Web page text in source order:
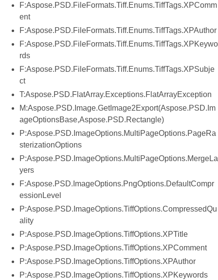
F:Aspose.PSD.FileFormats.Tiff.Enums.TiffTags.XPComm
ent
F:Aspose.PSD.FileFormats.Tiff.Enums.TiffTags.XPAuthor
F:Aspose.PSD.FileFormats.Tiff.Enums.TiffTags.XPKeywo
rds
F:Aspose.PSD.FileFormats.Tiff.Enums.TiffTags.XPSubje
ct
T:Aspose.PSD.FlatArray.Exceptions.FlatArrayException
M:Aspose.PSD.Image.GetImage2Export(Aspose.PSD.Im
ageOptionsBase,Aspose.PSD.Rectangle)
P:Aspose.PSD.ImageOptions.MultiPageOptions.PageRa
sterizationOptions
P:Aspose.PSD.ImageOptions.MultiPageOptions.MergeLa
yers
F:Aspose.PSD.ImageOptions.PngOptions.DefaultCompr
essionLevel
P:Aspose.PSD.ImageOptions.TiffOptions.CompressedQu
ality
P:Aspose.PSD.ImageOptions.TiffOptions.XPTitle
P:Aspose.PSD.ImageOptions.TiffOptions.XPComment
P:Aspose.PSD.ImageOptions.TiffOptions.XPAuthor
P:Aspose.PSD.ImageOptions.TiffOptions.XPKeywords